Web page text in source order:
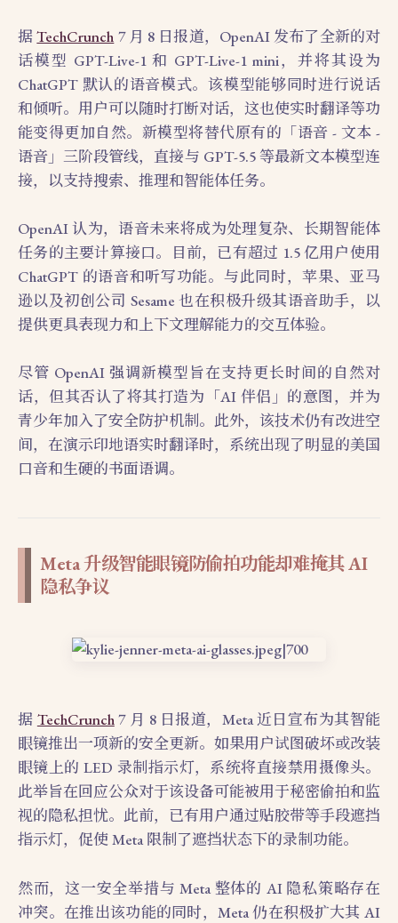
据TechCrunch 7 月 8 日报道，OpenAI 发布了全新的对
话模型 GPT-Live-1 和 GPT-Live-1 mini，并将其设为
ChatGPT 默认的语音模式。该模型能够同时进行说话
和倾听。用户可以随时打断对话，这也使实时翻译等功
能变得更加自然。新模型将替代原有的「语音 - 文本 -
语音」三阶段管线，直接与 GPT-5.5 等最新文本模型连
接，以支持搜索、推理和智能体任务。
OpenAI 认为，语音未来将成为处理复杂、长期智能体
任务的主要计算接口。目前，已有超过 1.5 亿用户使用
ChatGPT 的语音和听写功能。与此同时，苹果、亚马
逊以及初创公司 Sesame 也在积极升级其语音助手，以
提供更具表现力和上下文理解能力的交互体验。
尽管 OpenAI 强调新模型旨在支持更长时间的自然对
话，但其否认了将其打造为「AI 伴侣」的意图，并为
青少年加入了安全防护机制。此外，该技术仍有改进空
间，在演示印地语实时翻译时，系统出现了明显的美国
口音和生硬的书面语调。
Meta 升级智能眼镜防偷拍功能却难掩其 AI
隐私争议
据 TechCrunch7 月 8 日报道，Meta 近日宣布为其智能
眼镜推出一项新的安全更新。如果用户试图破坏或改装
眼镜上的 LED 录制指示灯，系统将直接禁用摄像头。
此举旨在回应公众对于该设备可能被用于秘密偷拍和监
视的隐私担忧。此前，已有用户通过贴胶带等手段遮挡
指示灯，促使 Meta 限制了遮挡状态下的录制功能。
然而，这一安全举措与 Meta 整体的 AI 隐私策略存在
冲突。在推出该功能的同时，Meta 仍在积极扩大其 AI